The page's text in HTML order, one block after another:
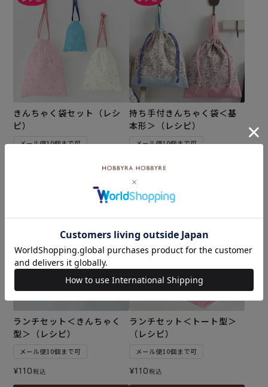
きんちゃく袋セット（レシ
ピ）
メール便10個まで可
カートに入れる
持ち手付きんちゃく袋＜基
本形＞（レシピ）
メール便10個まで可
ランチセット＜きんちゃく
型＞（レシピ）
メール便10個まで可
¥110税込
ランチセット＜トート型＞
（レシピ）
メール便10個まで可
¥110税込